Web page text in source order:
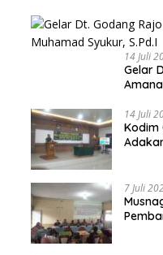
14 Juli
Gelar
14 Juli
Kodim
7 Juli